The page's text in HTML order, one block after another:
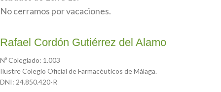
No cerramos por vacaciones.
Rafael Cordón Gutiérrez del Alamo
Nº Colegiado: 1.003
Ilustre Colegio Oficial de Farmacéuticos de Málaga.
DNI: 24.850.420-R